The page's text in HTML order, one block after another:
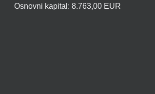
Osnovni kapital: 8.763,00 EUR